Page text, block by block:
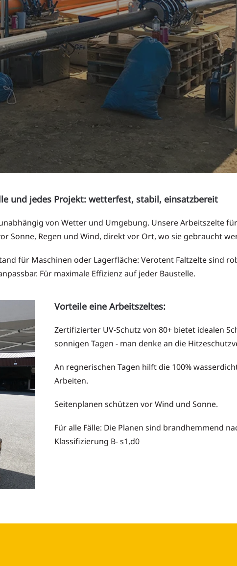
und jedes Projekt: wetterfest, stabil, einsatzbereit
von Wetter und Umgebung. Unsere Arbeitszelte
Sonne, Regen und Wind, direkt vor Ort, wo sie gebraucht
für Maschinen oder Lagerfläche: Verotent Faltzelte sind
Für maximale Effizienz auf jeder Baustelle.
Vorteile eine Arbeitszeltes:
Zertifizierter UV-Schutz von 80+ bietet idealen
sonnigen Tagen - man denke an die
An regnerischen Tagen hilft die 100%
Arbeiten.
Seitenplanen schützen vor Wind und Sonne.
Für alle Fälle: Die Planen sind brandhemmend
Klassifizierung B- s1,d0